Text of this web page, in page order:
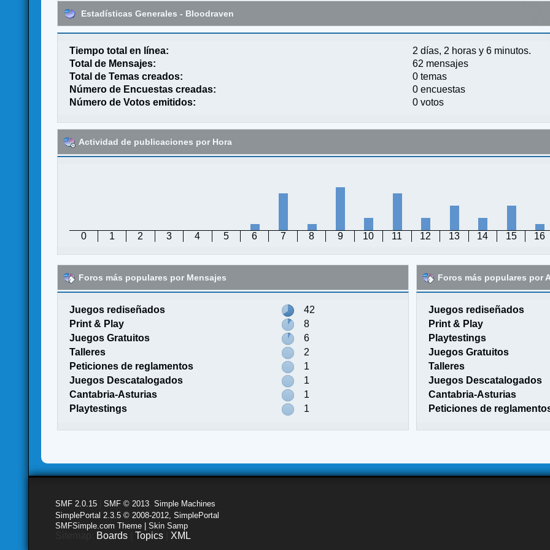
Estadísticas Generales - Bloodraven
Tiempo total en línea:
2 días, 2 horas y 6 minutos.
Total de Mensajes:
62 mensajes
Total de Temas creados:
0 temas
Número de Encuestas creadas:
0 encuestas
Número de Votos emitidos:
0 votos
Actividad de publicaciones por Hora
0 1 2 3 4 5 6 7 8 9 10 11 12 13 14 15 16
Foros más populares por Mensajes
Juegos rediseñados
42
Print & Play
8
Juegos Gratuitos
6
Talleres
2
Peticiones de reglamentos
1
Juegos Descatalogados
1
Cantabria-Asturias
1
Playtestings
1
Foros más populares por
Juegos rediseñados
Print & Play
Playtestings
Juegos Gratuitos
Talleres
Juegos Descatalogados
Cantabria-Asturias
Peticiones de
SMF 2.0.15 |SMF © 2013 ,Simple Machines
SimplePortal 2.3.5 © 2008-2012, SimplePortal
SMFSimple.com Theme | Skin Samp
Boards |Topics XML